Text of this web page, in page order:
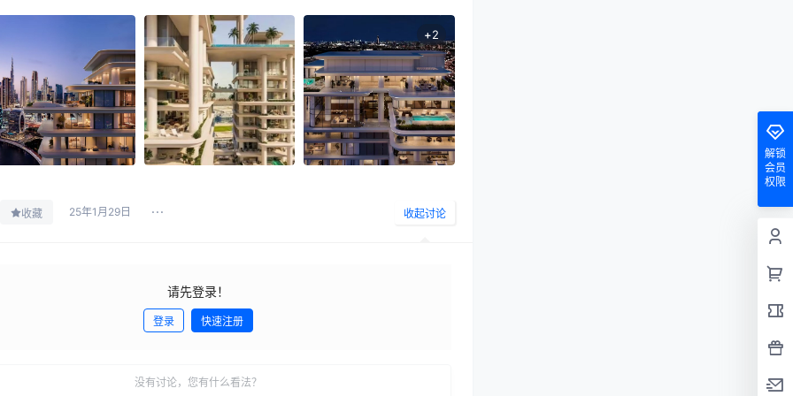
+2
收藏 25年1月29日 收起讨论
请先登录！
登录 快速注册
没有讨论，您有什么看法？
解锁
会员
权限